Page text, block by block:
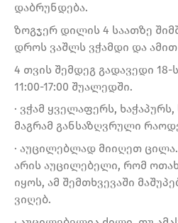
დაბრუნდება.
ზოგჯერ დილის 4 საათზე
დროს ვაშლს ვჭამდი და ამით
4 თვის შემდეგ გადავედი 18-
11:00-17:00 შუალედში.
· ვჭამ ყველაფერს,
მაგრამ განსაზღვრული
· აუცილებლად მიიღეთ
არის აუცილებელი, რომ
იყოს, ამ შემთხვევაში
ვიღებ.